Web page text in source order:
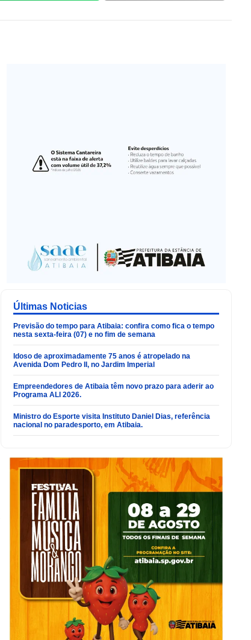
Últimas Noticias
Previsão do tempo para Atibaia: confira como fica o tempo
nesta sexta-feira (07) e no fim de semana
Idoso de aproximadamente 75 anos é atropelado na
Avenida Dom Pedro II, no Jardim Imperial
Empreendedores de Atibaia têm novo prazo para aderir ao
Programa ALI 2026.
Ministro do Esporte visita Instituto Daniel Dias, referência
nacional no paradesporto, em Atibaia.